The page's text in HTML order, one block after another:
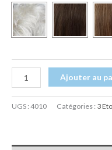
Ajouter au
UGS :4010 Catégories : 3